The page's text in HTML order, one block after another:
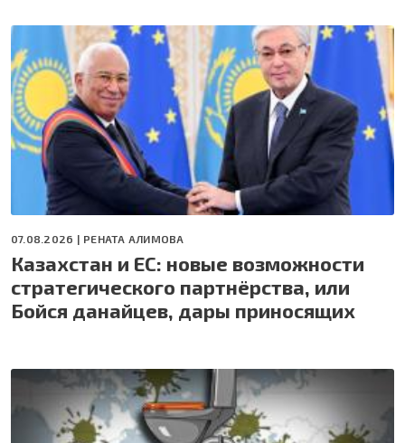
07.08.2026 | РЕНАТА АЛИМОВА
Казахстан и ЕС: новые возможности
стратегического партнёрства, или
Бойся данайцев, дары приносящих